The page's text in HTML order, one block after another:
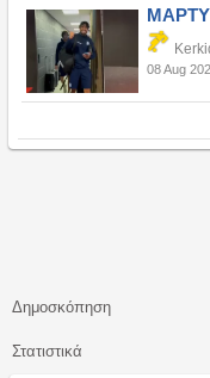
08 Aug
Δημοσκόπηση
Στατιστικά